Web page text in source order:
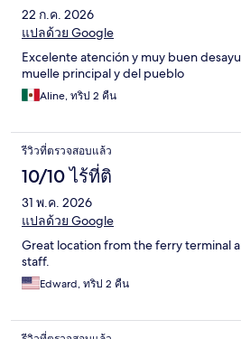
22 ก.ค. 2026
แปลด้วย Google
Excelente atención y muy buen
muelle principal y del pueblo
Aline, ทริป 2 คืน
รีวิวที่ตรวจสอบแล้ว
10/10 ไร้ที่ติ
31 พ.ค. 2026
แปลด้วย Google
Great location from the ferry terminal
staff.
Edward, ทริป 2 คืน